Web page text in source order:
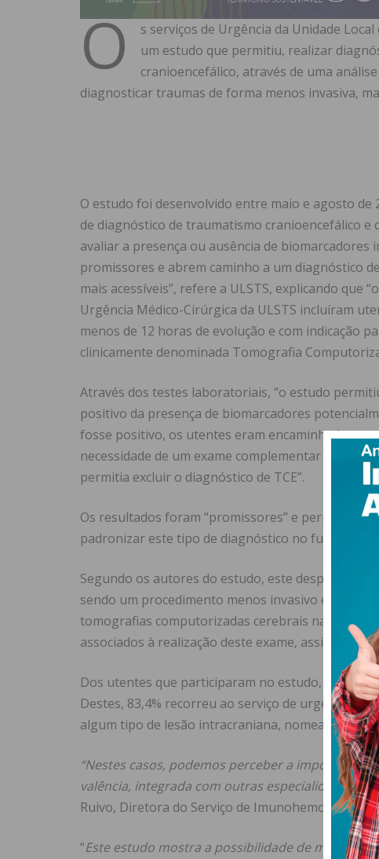
O
s serviços de Urgência da Unidade
um estudo que permitiu, realizar
cranioencefálico, através de uma
diagnosticar traumas de forma menos invasiva,
O estudo foi desenvolvido entre maio e agosto de
de diagnóstico de traumatismo cranioencefálico
avaliar a presença ou ausência de biomarcadores
promissores e abrem caminho a um diagnóstico
mais acessíveis”, refere a ULSTS, explicando que
Urgência Médico-Cirúrgica da ULSTS incluíram
menos de 12 horas de evolução e com indicação
clinicamente denominada Tomografia
Através dos testes laboratoriais, “o estudo
positivo da presença de biomarcadores
fosse positivo, os utentes eram encaminhados
necessidade de um exame complementar de
permitia excluir o diagnóstico de TCE”.
Os resultados foram “promissores” e permitem
padronizar este tipo de diagnóstico no futuro nos
Segundo os autores do estudo, este despiste
sendo um procedimento menos invasivo e por
tomografias computorizadas cerebrais na ordem
associados à realização deste exame, assim como
Dos utentes que participaram no estudo, 57,6%
Destes, 83,4% recorreu ao serviço de urgência
algum tipo de lesão intracraniana,
“Nestes casos, podemos perceber a importância
valência, integrada com outras especialidades
Ruivo, Diretora do Serviço de Imunohemoterapia
“Este estudo mostra a possibilidade de mudança